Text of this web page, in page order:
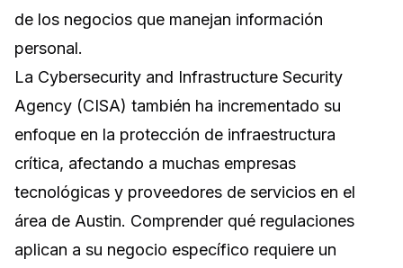
de los negocios que manejan información
personal.
La Cybersecurity and Infrastructure Security
Agency (CISA) también ha incrementado su
enfoque en la protección de infraestructura
crítica, afectando a muchas empresas
tecnológicas y proveedores de servicios en el
área de Austin. Comprender qué regulaciones
aplican a su negocio específico requiere un